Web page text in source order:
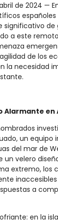
abril de 2024 —
significativo de
a este
de los
la necesidad
Alarmante en
un equipo
del mar de
un velero
extremo, los
a
en la